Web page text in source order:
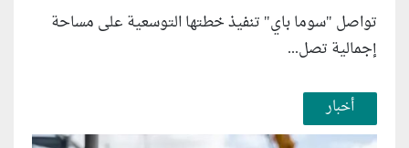
تواصل "سوما باي" تنفيذ خطتها التوسعية على مساحة
إجمالية تصل...
أخبار